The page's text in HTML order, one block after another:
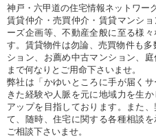
神戸・六甲道の住宅情報ネットワー
賃貸仲介・売買仲介・賃貸マンシ
ーズ企画等、不動産全般に至る様
す。賃貸物件は勿論、売買物件も
ション、お薦め中古マンション、
まで何なりとご用命下さいませ。
弊社は「かゆいところに手が届く
きた経験や人脈を元に地域力を生
アップを目指しております。また
て、随時、住宅に関する各種相談
ご相談下さいませ。